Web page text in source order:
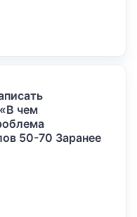
чем
50-70 Заранее